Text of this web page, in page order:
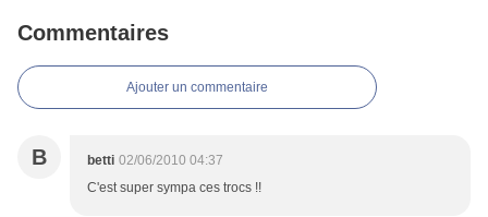
Commentaires
Ajouter un commentaire
B betti 02/06/2010 04:37
C'est super sympa ces trocs !!